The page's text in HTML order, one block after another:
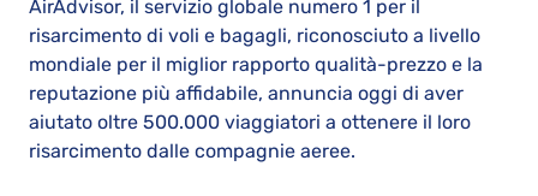
AirAdvisor, il servizio globale numero 1 per il
risarcimento di voli e bagagli, riconosciuto a livello
mondiale per il miglior rapporto qualità-prezzo e la
reputazione più affidabile, annuncia oggi di aver
aiutato oltre 500.000 viaggiatori a ottenere il loro
risarcimento dalle compagnie aeree.